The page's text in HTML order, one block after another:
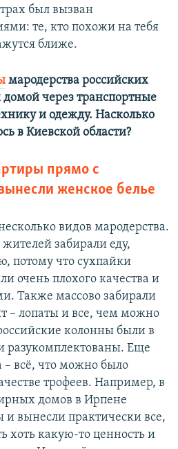
был вызван
те, кто похожи на тебя
ближе.
мародерства российских
домой через транспортные
и одежду. Насколько
в Киевской области?
прямо с
женское белье
видов мародерства.
забирали еду,
потому что сухпайки
очень плохого качества и
Также массово забирали
– лопаты и все, чем можно
колонны были в
разукомплектованы. Еще
– всё, что можно было
трофеев. Например, в
домов в Ирпене
и вынесли практически все,
хоть какую-то ценность и